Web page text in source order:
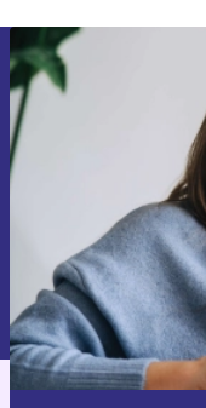
Liity
Älä
Lisätietoja